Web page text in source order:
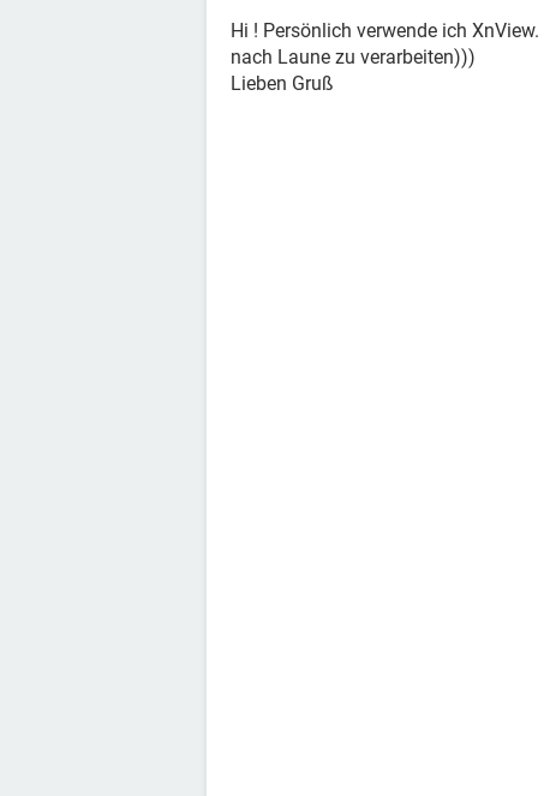
Hi ! Persönlich verwende ich
nach Laune zu verarbeiten)))
Lieben Gruß